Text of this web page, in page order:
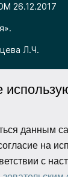
26.12.2017
Л.Ч.
с российским
фото,
только с
и при
данным
на
с